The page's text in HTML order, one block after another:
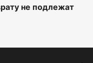
не подлежат